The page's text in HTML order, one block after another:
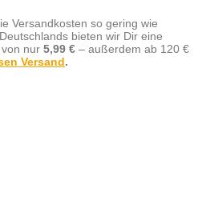
Versandkosten so gering wie
bieten wir Dir eine
nur 5,99 € – außerdem ab 120 €
Versand.